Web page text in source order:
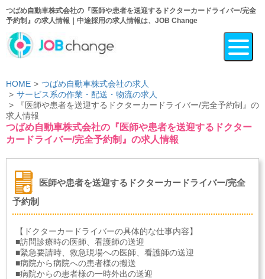
つばめ自動車株式会社の『医師や患者を送迎するドクターカードライバー/完全
予約制』の求人情報｜中途採用の求人情報は、JOB Change
HOME
つばめ自動車株式会社の求人
サービス系の作業・配送・物流の求人
『医師や患者を送迎するドクターカードライバー/完全予約制』の
求人情報
つばめ自動車株式会社の『医師や患者を送迎するドクター
カードライバー/完全予約制』の求人情報
医師や患者を送迎するドクターカードライバー/完全
予約制
【ドクターカードライバーの具体的な仕事内容】
■訪問診療時の医師、看護師の送迎
■緊急要請時、救急現場への医師、看護師の送迎
■病院から病院への患者様の搬送
■病院からの患者様の一時外出の送迎